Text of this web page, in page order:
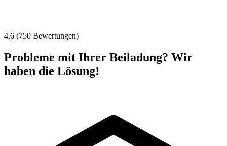
4,6 (750 Bewertungen)
Probleme mit Ihrer Beiladung? Wir
haben die Lösung!